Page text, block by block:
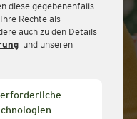
diese gegebenenfalls
Rechte als
auch zu den Details
und unseren